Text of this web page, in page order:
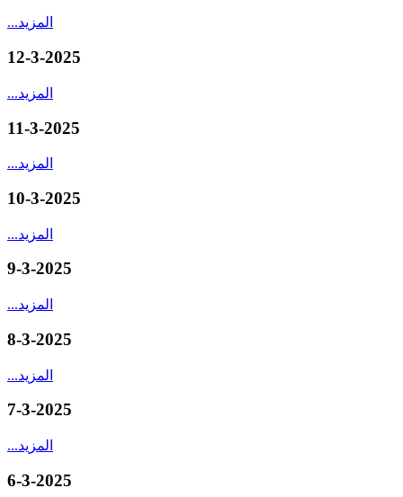
...المزيد
12-3-2025
...المزيد
11-3-2025
...المزيد
10-3-2025
...المزيد
9-3-2025
...المزيد
8-3-2025
...المزيد
7-3-2025
...المزيد
6-3-2025